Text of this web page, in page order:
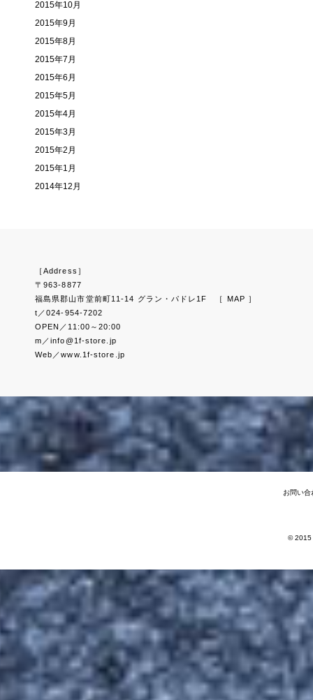
2015年10月
2015年9月
2015年8月
2015年7月
2015年6月
2015年5月
2015年4月
2015年3月
2015年2月
2015年1月
2014年12月
［Address］
〒963-8877
福島県郡山市堂前町11-14 グラン・パドレ1F
［ MAP ］
t／024-954-7202
OPEN／11:00～20:00
m／info@1f-store.jp
Web／www.1f-store.jp
お問い合
© 2015